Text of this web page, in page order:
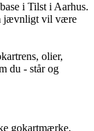
i Tilst i Aarhus.
jævnligt vil være
olier,
du - står og
gokartmærke,